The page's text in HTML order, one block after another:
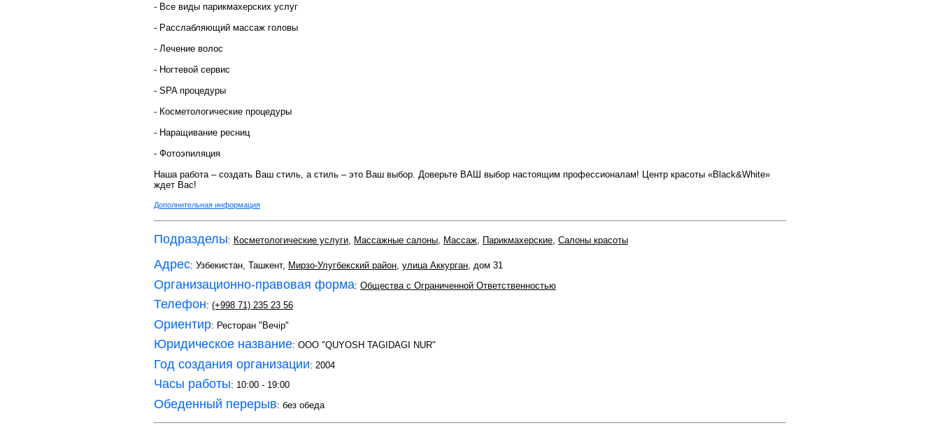
- Все виды парикмахерских услуг
- Расслабляющий массаж головы
- Лечение волос
- Ногтевой сервис
- SPA процедуры
- Косметологические процедуры
- Наращивание ресниц
- Фотоэпиляция
Наша работа – создать Ваш стиль, а стиль – это Ваш выбор. Доверьте ВАШ выбор настоящим профессионалам! Центр красоты «Black&White»
ждет Вас!
Дополнительная информация
Подразделы: Косметологические услуги, Массажные салоны, Массаж, Парикмахерские, Салоны красоты
Адрес: Узбекистан, Ташкент, Мирзо-Улугбекский район, улица Аккурган, дом 31
Организационно-правовая форма: Общества с Ограниченной Ответственностью
Телефон: (+998 71) 235 23 56
Ориентир: Ресторан "Вечiр"
Юридическое название: ООО "QUYOSH TAGIDAGI NUR"
Год создания организации: 2004
Часы работы: 10:00 - 19:00
Обеденный перерыв: без обеда